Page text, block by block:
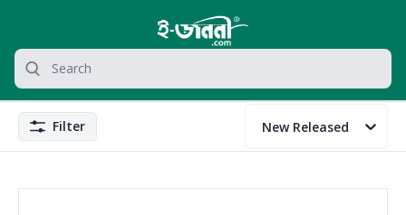
grocery search at header
Search
FilterFilter New Released